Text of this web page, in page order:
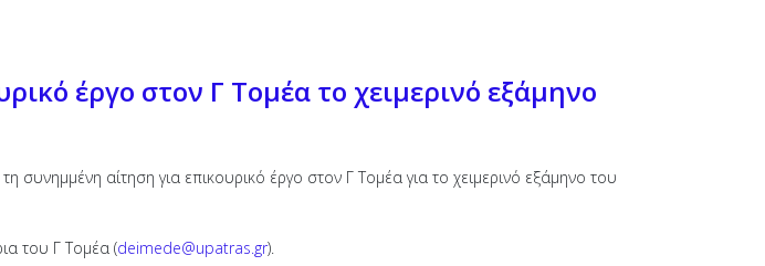
έργο στον Γ Τομέα το χειμερινό εξάμηνο
αίτηση για επικουρικό έργο στον Γ Τομέα για το χειμερινό εξάμηνο του
του Γ Τομέα (deimede@upatras.gr).